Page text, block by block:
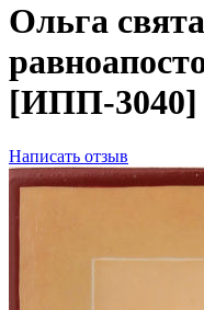
Ольга
[ИПП-3040]
Написать отзыв